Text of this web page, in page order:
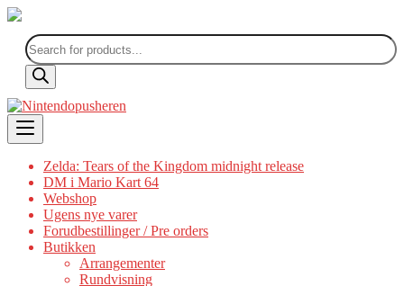
Products
search
Skip
to
content
Zelda: Tears of the Kingdom midnight release
DM i Mario Kart 64
Webshop
Ugens nye varer
Forudbestillinger / Pre orders
Butikken
Arrangementer
Rundvisning